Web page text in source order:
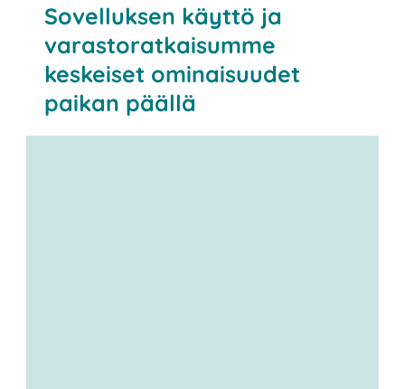
Sovelluksen käyttö ja
varastoratkaisumme
keskeiset ominaisuudet
paikan päällä